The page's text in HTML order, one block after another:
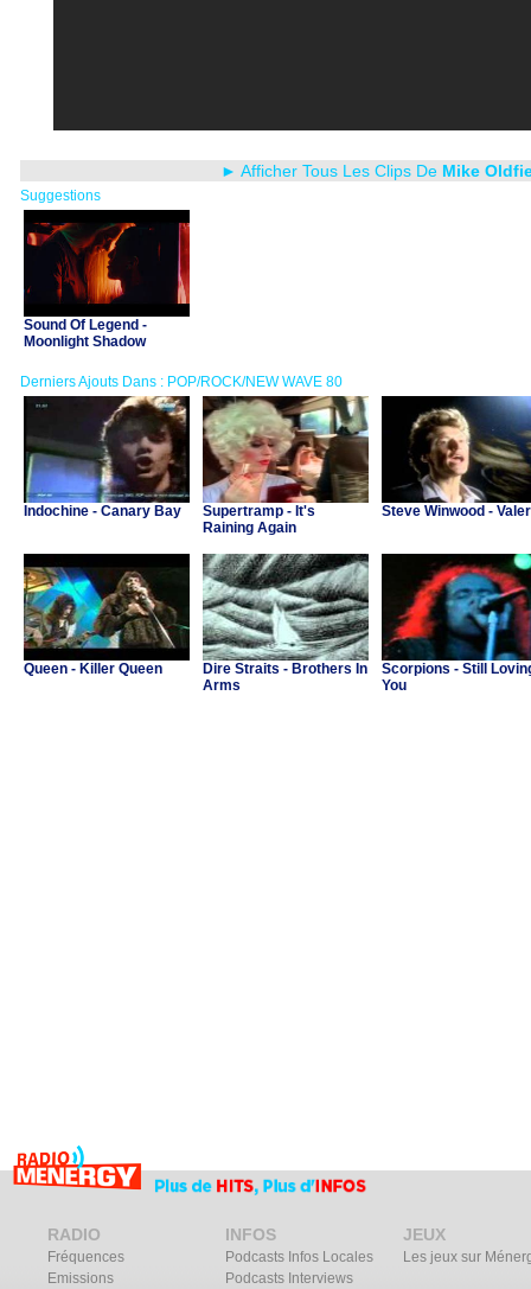
► Afficher Tous Les Clips De Mike
Suggestions
Sound Of Legend -
Moonlight Shadow
Derniers Ajouts Dans : POP/ROCK/NEW WAVE 80
Indochine - Canary Bay
Supertramp - It's
Raining Again
Steve Winwood -
Queen - Killer Queen
Dire Straits - Brothers In
Arms
Scorpions - Still
You
RADIO
Fréquences
Emissions
INFOS
Podcasts Infos Locales
Podcasts Interviews
JEUX
Les jeux sur